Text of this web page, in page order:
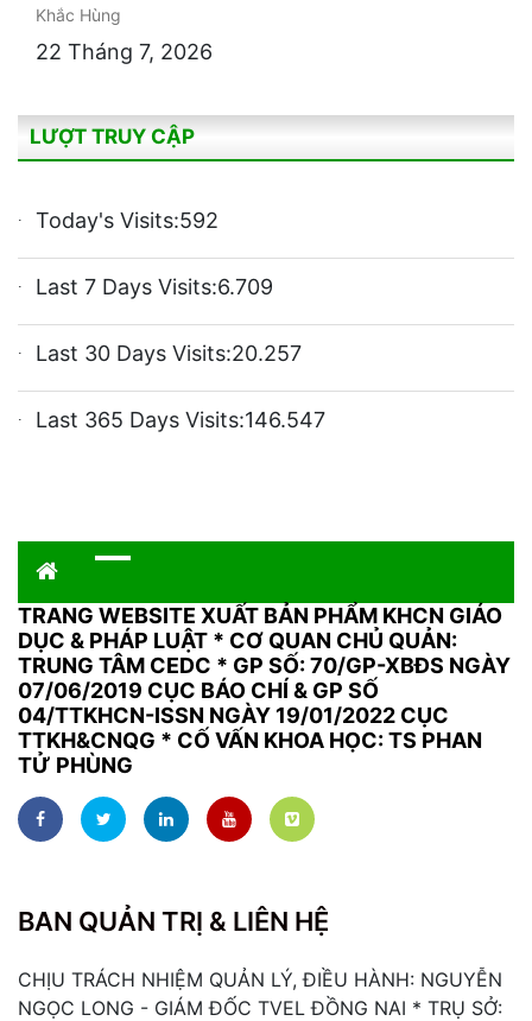
Khắc Hùng
22 Tháng 7, 2026
LƯỢT TRUY CẬP
Today's Visits:592
Last 7 Days Visits:6.709
Last 30 Days Visits:20.257
Last 365 Days Visits:146.547
TRANG WEBSITE XUẤT BẢN PHẨM KHCN GIÁO
DỤC & PHÁP LUẬT * CƠ QUAN CHỦ QUẢN:
TRUNG TÂM CEDC * GP SỐ: 70/GP-XBĐS NGÀY
07/06/2019 CỤC BÁO CHÍ & GP SỐ
04/TTKHCN-ISSN NGÀY 19/01/2022 CỤC
TTKH&CNQG * CỐ VẤN KHOA HỌC: TS PHAN
TỬ PHÙNG
BAN QUẢN TRỊ & LIÊN HỆ
CHỊU TRÁCH NHIỆM QUẢN LÝ, ĐIỀU HÀNH: NGUYỄN
NGỌC LONG - GIÁM ĐỐC TVEL ĐỒNG NAI * TRỤ SỞ: